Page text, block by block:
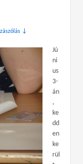
↓
Jú
ni
us
3-
án
,
ke
dd
en
ke
rül